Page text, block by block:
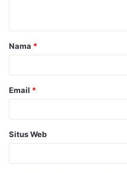
a
r
Nama *
Email *
Situs Web